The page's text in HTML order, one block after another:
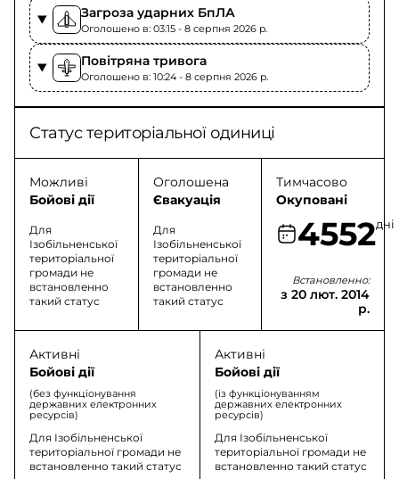
Загроза ударних БпЛА
Оголошено в: 03:15 - 8 серпня 2026 p.
Повітряна тривога
Оголошено в: 10:24 - 8 серпня 2026 p.
Статус територіальної одиниці
Можливі
Бойові дії
Для
Ізобільненської
територіальної
громади не
встановленно
такий статус
Оголошена
Євакуація
Для
Ізобільненської
територіальної
громади не
встановленно
такий статус
Тимчасово
Окуповані
4552дні
Встановленно:
з 20 лют. 2014
р.
Активні
Бойові дії
(без функціонування
державних електронних
ресурсів)
Для Ізобільненської
територіальної громади не
встановленно такий статус
Активні
Бойові дії
(із функціонуванням
державних електронних
ресурсів)
Для Ізобільненської
територіальної громади не
встановленно такий статус